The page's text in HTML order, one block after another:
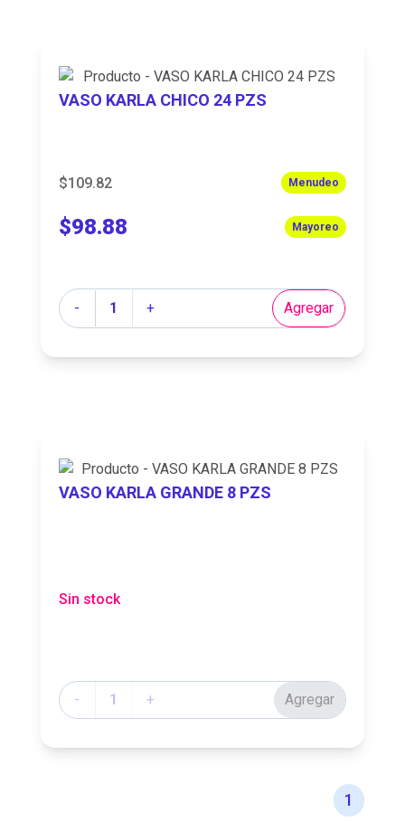
VASO KARLA CHICO 24 PZS
$109.82 Menudeo
$98.88 Mayoreo
-
Cantidad + Agregar
VASO KARLA GRANDE 8 PZS
Sin stock
-
Cantidad + Agregar
1